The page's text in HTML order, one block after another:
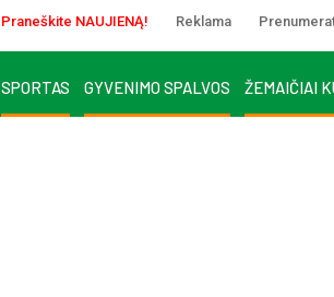
Praneškite NAUJIENĄ! Reklama
SPORTAS GYVENIMO SPALVOS ŽEMAIČIAI